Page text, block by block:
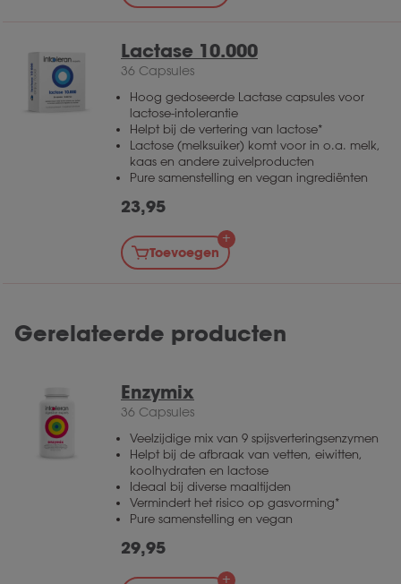
Lactase 10.000
36 Capsules
Hoog gedoseerde Lactase capsules voor
lactose-intolerantie
Helpt bij de vertering van lactose*
Lactose (melksuiker) komt voor in o.a. melk,
kaas en andere zuivelproducten
Pure samenstelling en vegan ingrediënten
23,95
Toevoegen
Gerelateerde producten
Enzymix
36 Capsules
Veelzijdige mix van 9 spijsverteringsenzymen
Helpt bij de afbraak van vetten, eiwitten,
koolhydraten en lactose
Ideaal bij diverse maaltijden
Vermindert het risico op gasvorming*
Pure samenstelling en vegan
29,95